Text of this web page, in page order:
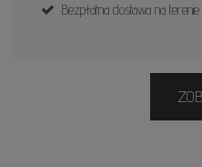
Bezpłatna dostawa na terenie